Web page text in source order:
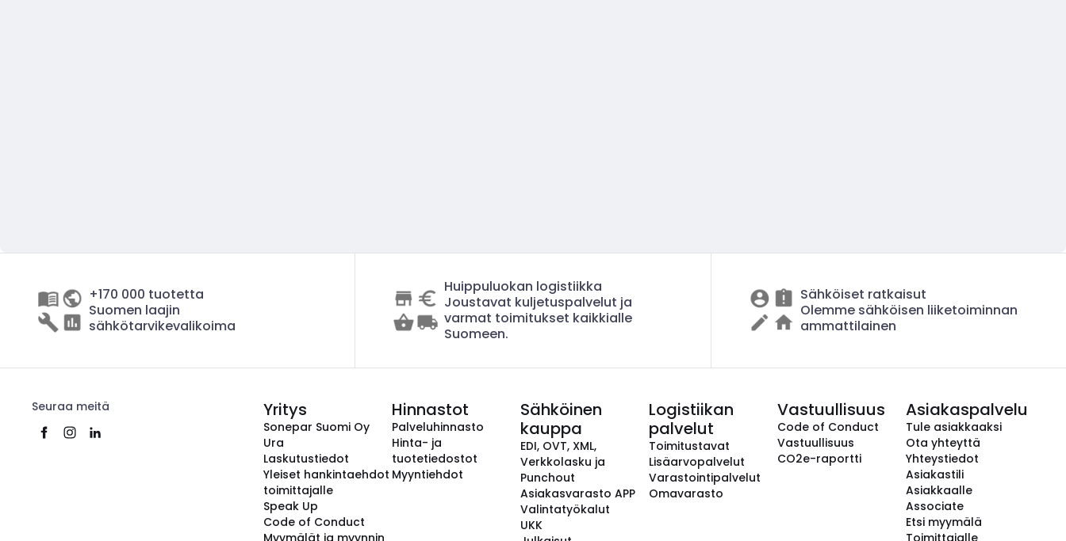
+170 000 tuotetta
Suomen laajin
sähkötarvikevalikoima
Huippuluokan logistiikka
Joustavat kuljetuspalvelut ja
varmat toimitukset kaikkialle
Suomeen.
Sähköiset ratkaisut
Olemme sähköisen liiketoiminnan
ammattilainen
Seuraa meitä Yritys
Sonepar Suomi Oy
Ura
Laskutustiedot
Yleiset hankintaehdot
toimittajalle
Speak Up
Code of Conduct
Myymälät ja myynnin
Hinnastot
Palveluhinnasto
Hinta- ja
tuotetiedostot
Myyntiehdot
Sähköinen
kauppa
EDI, OVT, XML,
Verkkolasku ja
Punchout
Asiakasvarasto APP
Valintatyökalut
UKK
Logistiikan
palvelut
Toimitustavat
Lisäarvopalvelut
Varastointipalvelut
Omavarasto
Vastuullisuus
Code of Conduct
Vastuullisuus
CO2e-raportti
Asiakaspalvelu
Tule asiakkaaksi
Ota yhteyttä
Yhteystiedot
Asiakastili
Asiakkaalle
Associate
Etsi myymälä
Toimittajalle